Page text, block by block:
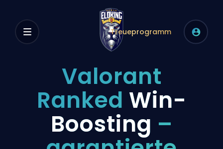
Treueprogramm
Valorant
Ranked Win-
Boosting –